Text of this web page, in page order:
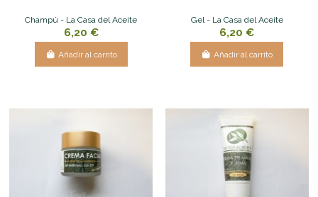
Champú - La Casa del Aceite
6,20 €
Añadir al carrito
Gel - La Casa del Aceite
6,20 €
Añadir al carrito